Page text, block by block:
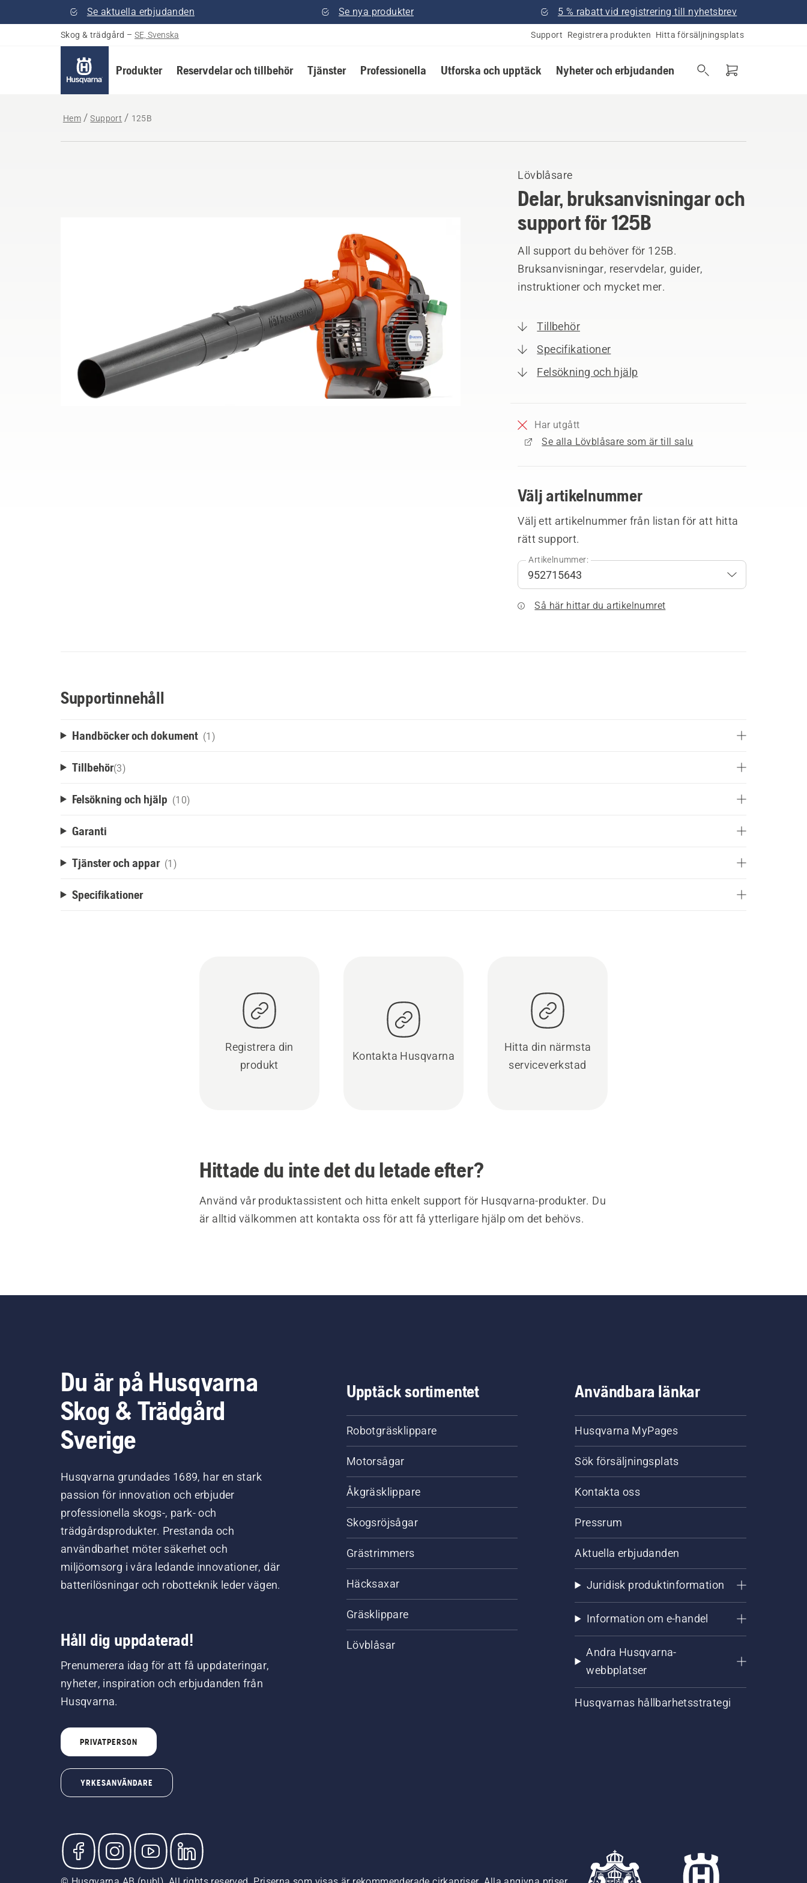
Se aktuella erbjudanden Se nya produkter 5 % rabatt vid registrering till nyhetsbrev
Skog & trädgård – SE, Svenska Support Registrera produkten Hitta försäljningsplats
Produkter Reservdelar och tillbehör Tjänster Professionella Utforska och upptäck Nyheter och erbjudanden
Hem Support 125B
Lövblåsare
Delar, bruksanvisningar och
support för 125B
All support du behöver för 125B.
Bruksanvisningar, reservdelar, guider,
instruktioner och mycket mer.
Tillbehör
Specifikationer
Felsökning och hjälp
Har utgått
Se alla Lövblåsare som är till salu
Välj artikelnummer
Välj ett artikelnummer från listan för att hitta
rätt support.
Artikelnummer:
Så här hittar du artikelnumret
Supportinnehåll
Handböcker och dokument (1)
Tillbehör(3)
Felsökning och hjälp (10)
Garanti
Tjänster och appar (1)
Specifikationer
Registrera din
produkt
Kontakta Husqvarna
Hitta din närmsta
serviceverkstad
Hittade du inte det du letade efter?
Använd vår produktassistent och hitta enkelt support för Husqvarna-produkter. Du
är alltid välkommen att kontakta oss för att få ytterligare hjälp om det behövs.
Du är på Husqvarna
Skog & Trädgård
Sverige
Husqvarna grundades 1689, har en stark
passion för innovation och erbjuder
professionella skogs-, park- och
trädgårdsprodukter. Prestanda och
användbarhet möter säkerhet och
miljöomsorg i våra ledande innovationer, där
batterilösningar och robotteknik leder vägen.
Håll dig uppdaterad!
Prenumerera idag för att få uppdateringar,
nyheter, inspiration och erbjudanden från
Husqvarna.
PRIVATPERSON
YRKESANVÄNDARE
Upptäck sortimentet
Robotgräsklippare
Motorsågar
Åkgräsklippare
Skogsröjsågar
Grästrimmers
Häcksaxar
Gräsklippare
Lövblåsar
Användbara länkar
Husqvarna MyPages
Sök försäljningsplats
Kontakta oss
Pressrum
Aktuella erbjudanden
Juridisk produktinformation
Information om e-handel
Andra Husqvarna-
webbplatser
Husqvarnas hållbarhetsstrategi